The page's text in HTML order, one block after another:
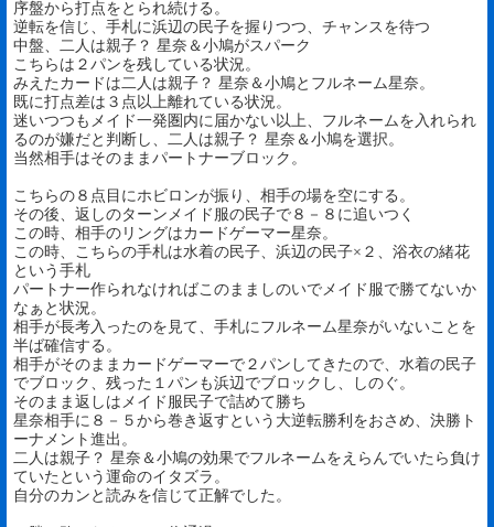
序盤から打点をとられ続ける。
逆転を信じ、手札に浜辺の民子を握りつつ、チャンスを待つ
中盤、二人は親子？ 星奈＆小鳩がスパーク
こちらは２パンを残している状況。
みえたカードは二人は親子？ 星奈＆小鳩とフルネーム星奈。
既に打点差は３点以上離れている状況。
迷いつつもメイド一発圏内に届かない以上、フルネームを入れられ
るのが嫌だと判断し、二人は親子？ 星奈＆小鳩を選択。
当然相手はそのままパートナーブロック。
こちらの８点目にホビロンが振り、相手の場を空にする。
その後、返しのターンメイド服の民子で８－８に追いつく
この時、相手のリングはカードゲーマー星奈。
この時、こちらの手札は水着の民子、浜辺の民子×２、浴衣の緒花
という手札
パートナー作られなければこのまましのいでメイド服で勝てないか
なぁと状況。
相手が長考入ったのを見て、手札にフルネーム星奈がいないことを
半ば確信する。
相手がそのままカードゲーマーで２パンしてきたので、水着の民子
でブロック、残った１パンも浜辺でブロックし、しのぐ。
そのまま返しはメイド服民子で詰めて勝ち
星奈相手に８－５から巻き返すという大逆転勝利をおさめ、決勝ト
ーナメント進出。
二人は親子？ 星奈＆小鳩の効果でフルネームをえらんでいたら負け
ていたという運命のイタズラ。
自分のカンと読みを信じて正解でした。